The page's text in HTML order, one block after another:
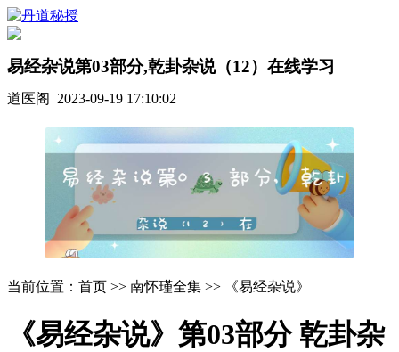
易经杂说第03部分,乾卦杂说（12）在线学习
道医阁 2023-09-19 17:10:02
当前位置：首页 >> 南怀瑾全集 >> 《易经杂说》
《易经杂说》第03部分 乾卦杂